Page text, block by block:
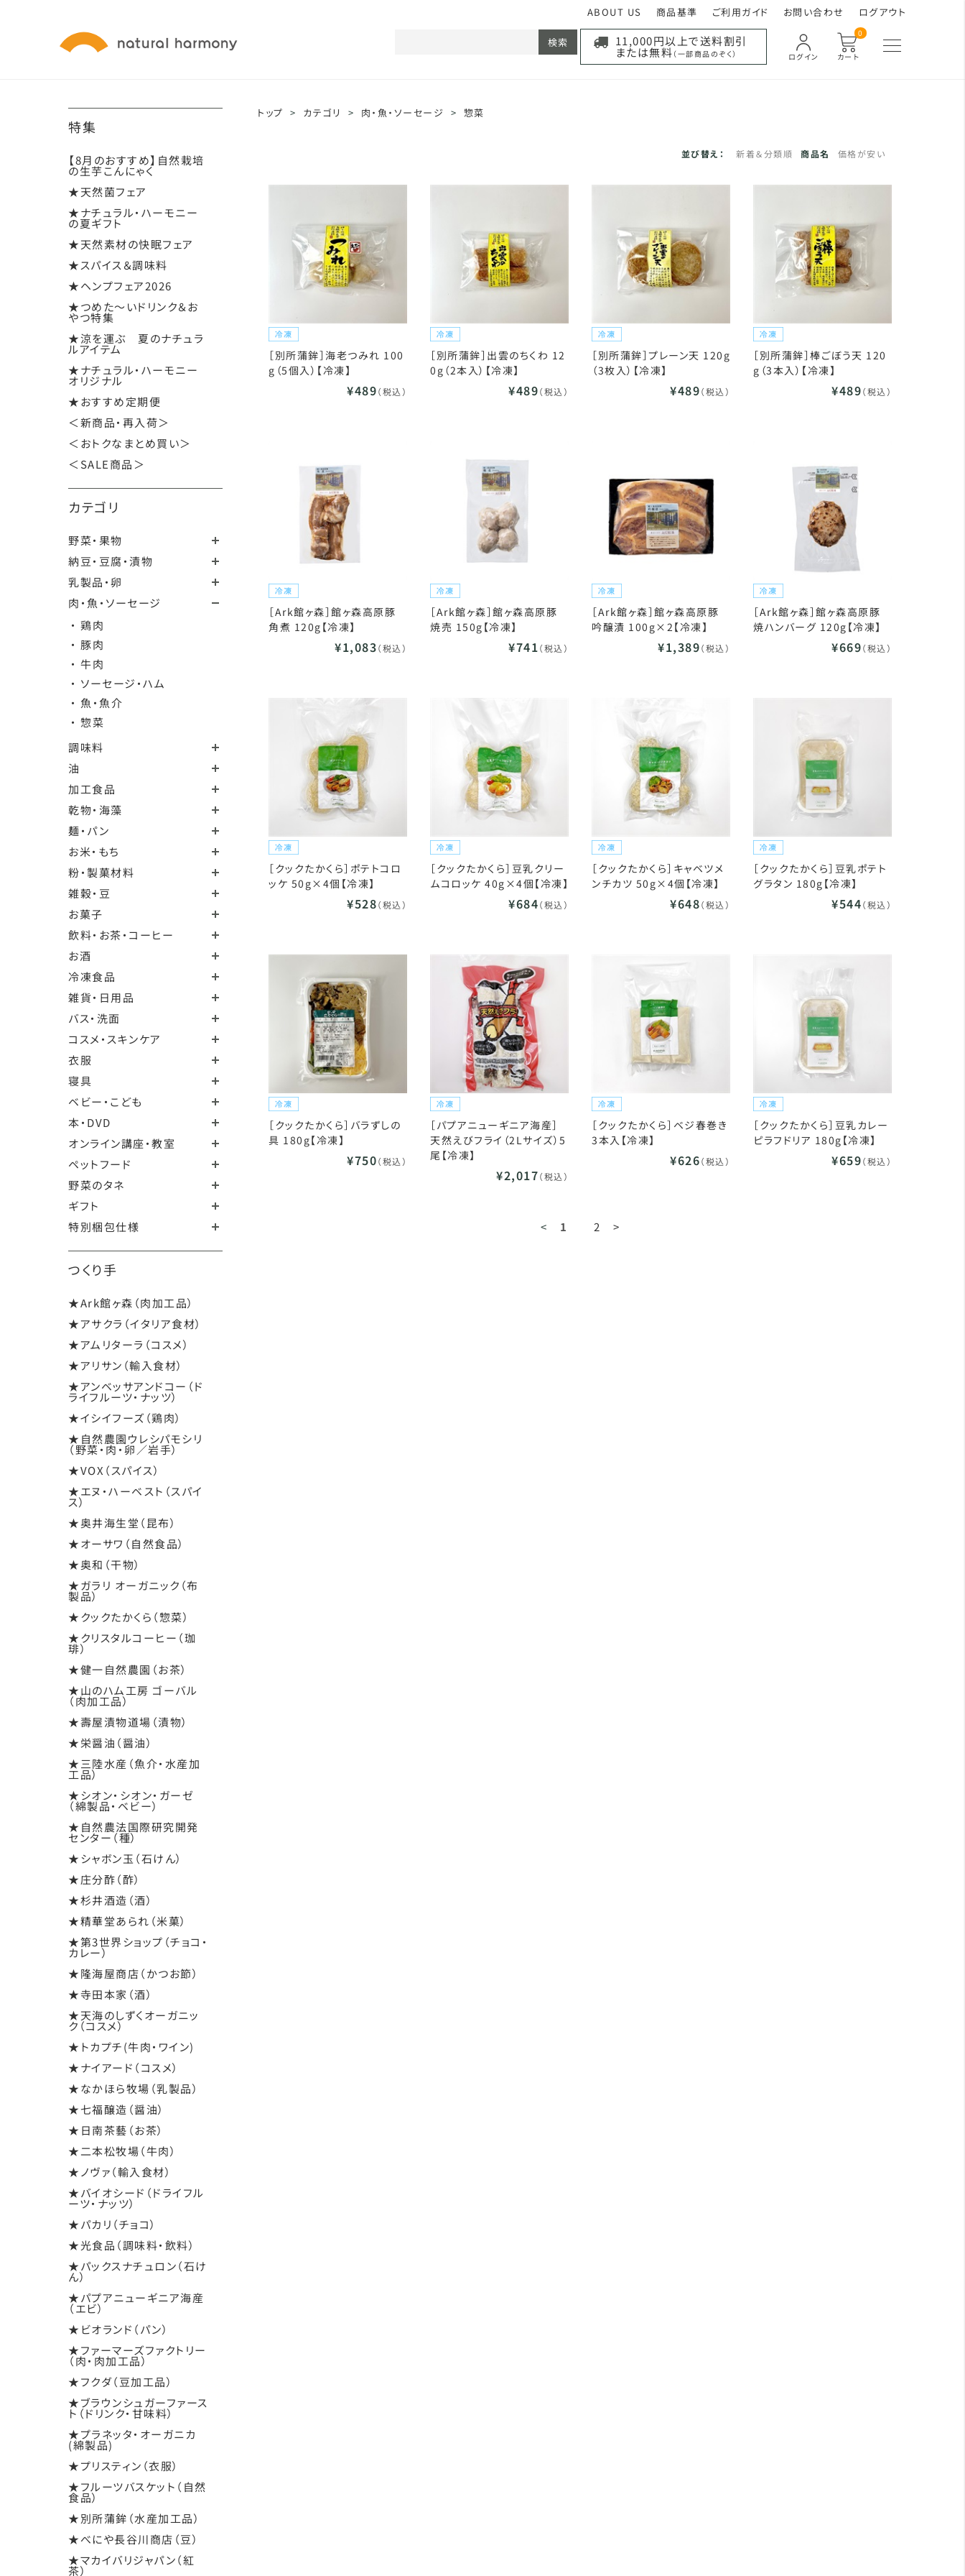
ABOUT US 商品基準 ご利用ガイド お問い合わせ ログアウト
カート
0
ログイン
11,000円以上で送料割引
または無料 （一部商品のぞく）
検索
特集
【8月のおすすめ】自然栽培
の生芋こんにゃく
★天然菌フェア
★ナチュラル・ハーモニー
の夏ギフト
★天然素材の快眠フェア
★スパイス＆調味料
★ヘンプフェア2026
★つめた～いドリンク＆お
やつ特集
★涼を運ぶ 夏のナチュラ
ルアイテム
★ナチュラル・ハーモニー
オリジナル
★おすすめ定期便
＜新商品・再入荷＞
＜おトクなまとめ買い＞
＜SALE商品＞
カテゴリ
野菜・果物
納豆・豆腐・漬物
乳製品・卵
肉・魚・ソーセージ
・ 鶏肉
・ 豚肉
・ 牛肉
・ ソーセージ・ハム
・ 魚・魚介
・ 惣菜
調味料
油
加工食品
乾物・海藻
麺・パン
お米・もち
粉・製菓材料
雑穀・豆
お菓子
飲料・お茶・コーヒー
お酒
冷凍食品
雑貨・日用品
バス・洗面
コスメ・スキンケア
衣服
寝具
ベビー・こども
本・DVD
オンライン講座・教室
ペットフード
野菜のタネ
ギフト
特別梱包仕様
つくり手
★Ark館ヶ森（肉加工品）
★アサクラ（イタリア食材）
★アムリターラ（コスメ）
★アリサン（輸入食材）
★アンベッサアンドコー（ド
ライフルーツ・ナッツ）
★イシイフーズ（鶏肉）
★自然農園ウレシパモシリ
（野菜・肉・卵／岩手）
★VOX（スパイス）
★エヌ・ハーベスト（スパイ
ス）
★奥井海生堂（昆布）
★オーサワ（自然食品）
★奥和（干物）
★ガラリ オーガニック（布
製品）
★クックたかくら（惣菜）
★クリスタルコーヒー（珈
琲）
★健一自然農園（お茶）
★山のハム工房 ゴーバル
（肉加工品）
★壽屋漬物道場（漬物）
★栄醤油（醤油）
★三陸水産（魚介・水産加
工品）
★シオン・シオン・ガーゼ
（綿製品・ベビー）
★自然農法国際研究開発
センター（種）
★シャボン玉（石けん）
★庄分酢（酢）
★杉井酒造（酒）
★精華堂あられ（米菓）
★第3世界ショップ（チョコ・
カレー）
★隆海屋商店（かつお節）
★寺田本家（酒）
★天海のしずくオーガニッ
ク（コスメ）
★トカプチ(牛肉・ワイン)
★ナイアード（コスメ）
★なかほら牧場（乳製品）
★七福醸造（醤油）
★日南茶藝（お茶）
★二本松牧場（牛肉）
★ノヴァ（輸入食材）
★バイオシード（ドライフル
ーツ・ナッツ）
★パカリ（チョコ）
★光食品（調味料・飲料）
★パックスナチュロン（石け
ん）
★パプアニューギニア海産
（エビ）
★ビオランド（パン）
★ファーマーズファクトリー
（肉・肉加工品）
★フクダ（豆加工品）
★ブラウンシュガーファース
ト（ドリンク・甘味料）
★プラネッタ・オーガニカ
(綿製品)
★プリスティン（衣服）
★フルーツバスケット（自然
食品）
★別所蒲鉾（水産加工品）
★べにや長谷川商店（豆）
★マカイバリジャパン（紅
茶）
トップ > カテゴリ > 肉・魚・ソーセージ > 惣菜
並び替え： 新着＆分類順 商品名 価格が安い
［別所蒲鉾］海老つみれ 100
g（5個入）【冷凍】
¥489（税込）
［別所蒲鉾］出雲のちくわ 12
0g（2本入）【冷凍】
¥489（税込）
［別所蒲鉾］プレーン天 120g
（3枚入）【冷凍】
¥489（税込）
［別所蒲鉾］棒ごぼう天 120
g（3本入）【冷凍】
¥489（税込）
［Ark館ヶ森］館ヶ森高原豚
角煮 120g【冷凍】
¥1,083（税込）
［Ark館ヶ森］館ヶ森高原豚
焼売 150g【冷凍】
¥741（税込）
［Ark館ヶ森］館ヶ森高原豚
吟醸漬 100g×2【冷凍】
¥1,389（税込）
［Ark館ヶ森］館ヶ森高原豚
焼ハンバーグ 120g【冷凍】
¥669（税込）
［クックたかくら］ポテトコロ
ッケ 50g×4個【冷凍】
¥528（税込）
［クックたかくら］豆乳クリー
ムコロッケ 40g×4個【冷凍】
¥684（税込）
［クックたかくら］キャベツメ
ンチカツ 50g×4個【冷凍】
¥648（税込）
［クックたかくら］豆乳ポテト
グラタン 180g【冷凍】
¥544（税込）
［クックたかくら］バラずしの
具 180g【冷凍】
¥750（税込）
［パプアニューギニア海産］
天然えびフライ（2Lサイズ）5
尾【冷凍】
¥2,017（税込）
［クックたかくら］ベジ春巻き
3本入【冷凍】
¥626（税込）
［クックたかくら］豆乳カレー
ピラフドリア 180g【冷凍】
¥659（税込）
< 1 2 >